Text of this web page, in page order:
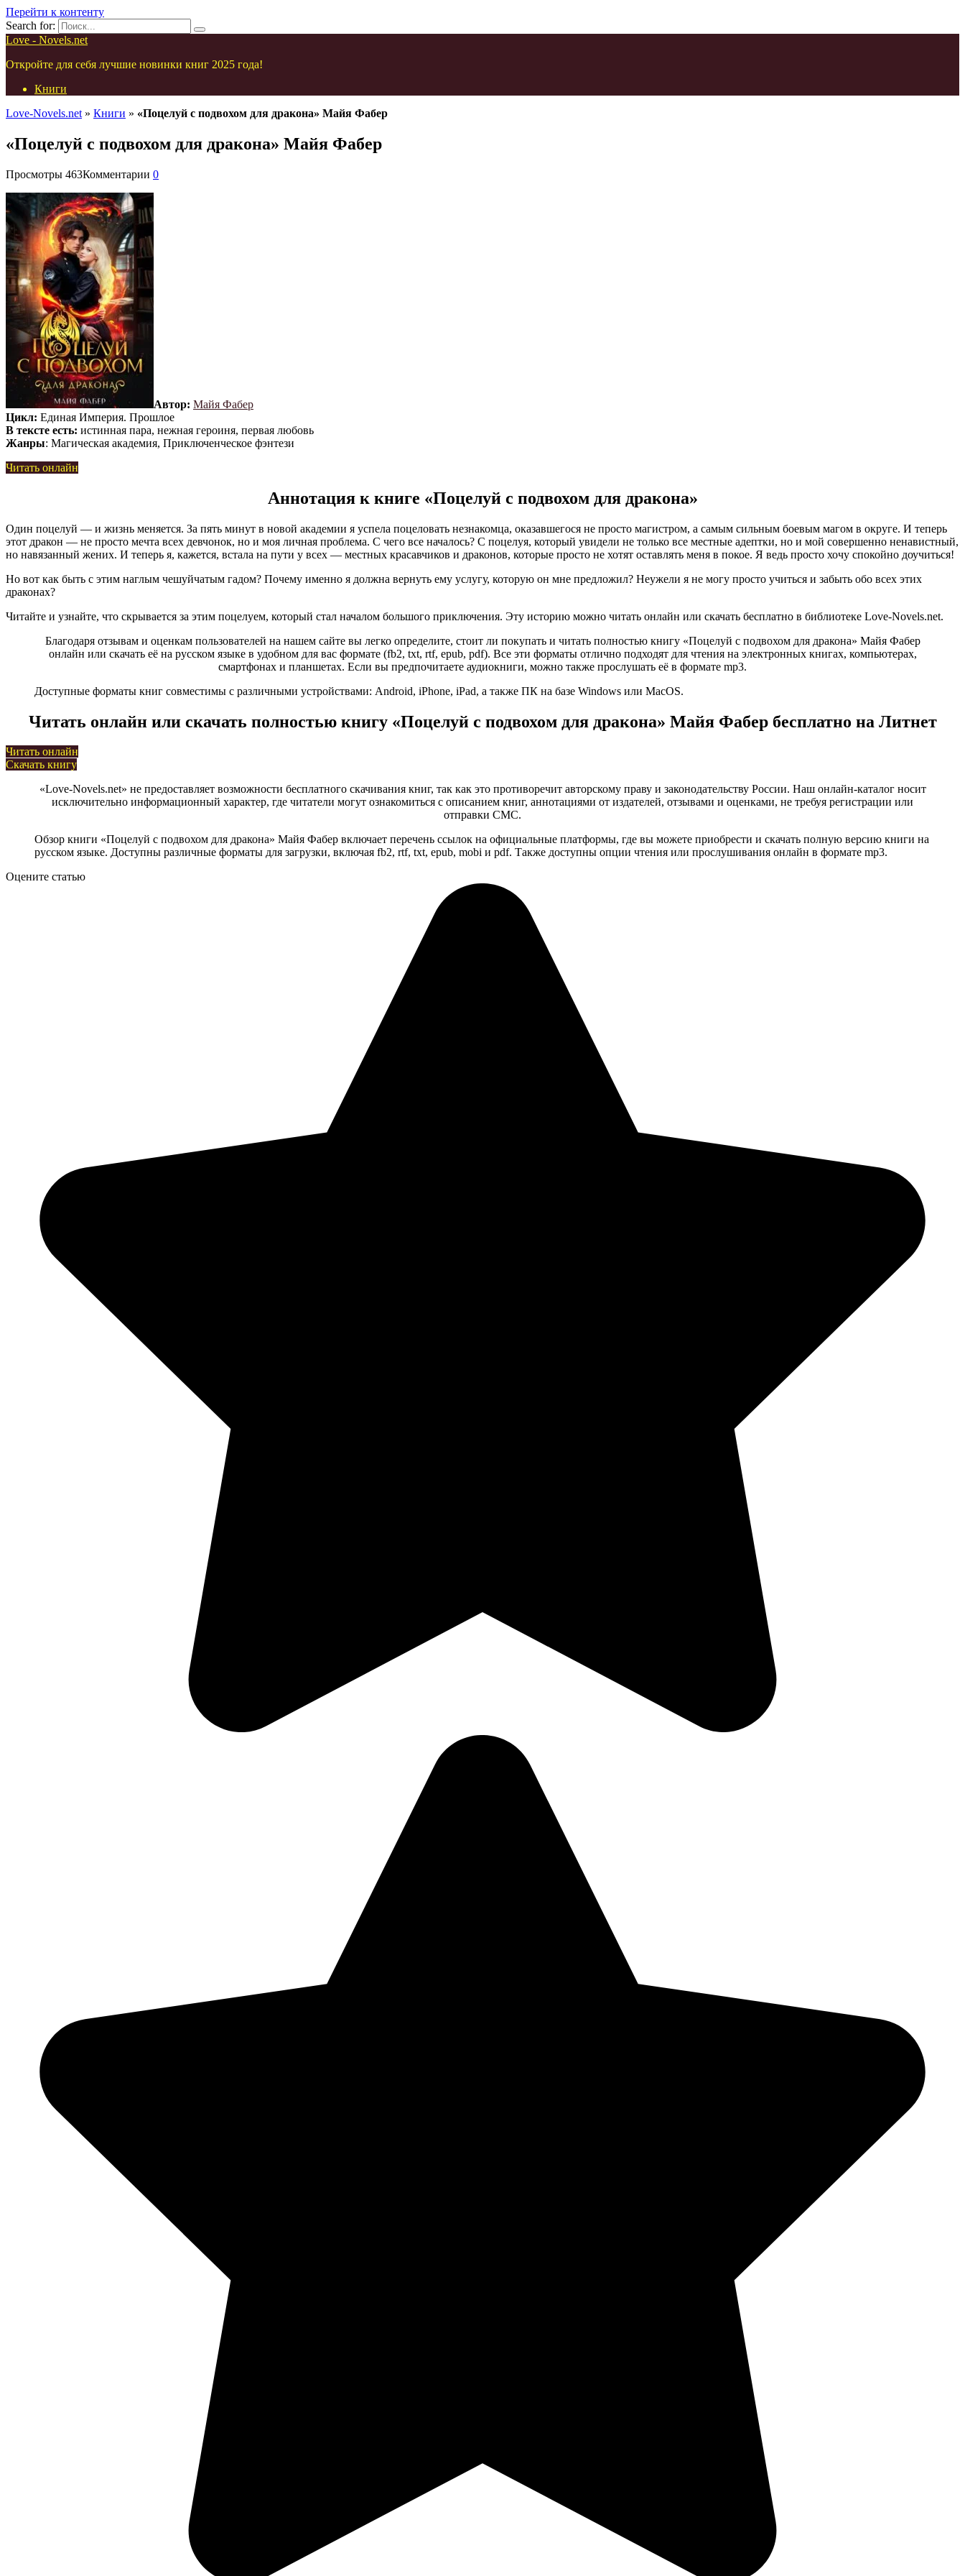
Перейти к контенту
Search for:
Love - Novels.net
Откройте для себя лучшие новинки книг 2025 года!
Книги
Love-Novels.net » Книги » «Поцелуй с подвохом для дракона» Майя Фабер
«Поцелуй с подвохом для дракона» Майя Фабер
Просмотры 463Комментарии 0
Автор: Майя Фабер
Цикл: Единая Империя. Прошлое
В тексте есть: истинная пара, нежная героиня, первая любовь
Жанры: Магическая академия, Приключенческое фэнтези
Читать онлайн
Аннотация к книге «Поцелуй с подвохом для дракона»
Один поцелуй — и жизнь меняется. За пять минут в новой академии я успела поцеловать незнакомца, оказавшегося не просто магистром, а самым сильным боевым магом в округе. И теперь
этот дракон — не просто мечта всех девчонок, но и моя личная проблема. С чего все началось? С поцелуя, который увидели не только все местные адептки, но и мой совершенно ненавистный,
но навязанный жених. И теперь я, кажется, встала на пути у всех — местных красавчиков и драконов, которые просто не хотят оставлять меня в покое. Я ведь просто хочу спокойно доучиться!
Но вот как быть с этим наглым чешуйчатым гадом? Почему именно я должна вернуть ему услугу, которую он мне предложил? Неужели я не могу просто учиться и забыть обо всех этих
драконах?
Читайте и узнайте, что скрывается за этим поцелуем, который стал началом большого приключения. Эту историю можно читать онлайн или скачать бесплатно в библиотеке Love-Novels.net.
Благодаря отзывам и оценкам пользователей на нашем сайте вы легко определите, стоит ли покупать и читать полностью книгу «Поцелуй с подвохом для дракона» Майя Фабер
онлайн или скачать её на русском языке в удобном для вас формате (fb2, txt, rtf, epub, pdf). Все эти форматы отлично подходят для чтения на электронных книгах, компьютерах,
смартфонах и планшетах. Если вы предпочитаете аудиокниги, можно также прослушать её в формате mp3.
Доступные форматы книг совместимы с различными устройствами: Android, iPhone, iPad, а также ПК на базе Windows или MacOS.
Читать онлайн или скачать полностью книгу «Поцелуй с подвохом для дракона» Майя Фабер бесплатно на Литнет
Читать онлайн
Скачать книгу
«Love-Novels.net» не предоставляет возможности бесплатного скачивания книг, так как это противоречит авторскому праву и законодательству России. Наш онлайн-каталог носит
исключительно информационный характер, где читатели могут ознакомиться с описанием книг, аннотациями от издателей, отзывами и оценками, не требуя регистрации или
отправки СМС.
Обзор книги «Поцелуй с подвохом для дракона» Майя Фабер включает перечень ссылок на официальные платформы, где вы можете приобрести и скачать полную версию книги на
русском языке. Доступны различные форматы для загрузки, включая fb2, rtf, txt, epub, mobi и pdf. Также доступны опции чтения или прослушивания онлайн в формате mp3.
Оцените статью